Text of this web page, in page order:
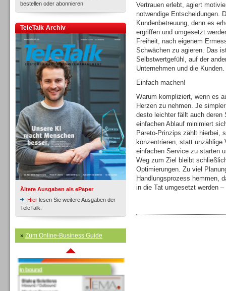
bestellen oder abonnieren!
TeleTalk Archiv
Ältere Ausgaben als ePaper
Hier lesen Sie weitere Ausgaben der
TeleTalk.
» Zum Online-Business Guide
Inbound
Inbound
Vertrauen erlebt, agiert
notwendige Entscheidungen.
Kundenbetreuung, denn es
ergriffen und umgesetzt
Freiheit, nach eigenem
Schwächen zu agieren. Das
Selbstwertgefühl, auf der
Unternehmen und die Kunden.
Einfach machen!
Warum kompliziert, wenn es
Herzen zu nehmen. Je
desto leichter fällt auch deren
einfachen Ablauf minimiert
Pareto-Prinzips zählt hierbei,
konzentrieren, statt
einfachen Service zu starten
Weg zum Ziel bleibt
Optimierungen. Zu viel
Handlungsprozess hemmen,
in die Tat umgesetzt werden –